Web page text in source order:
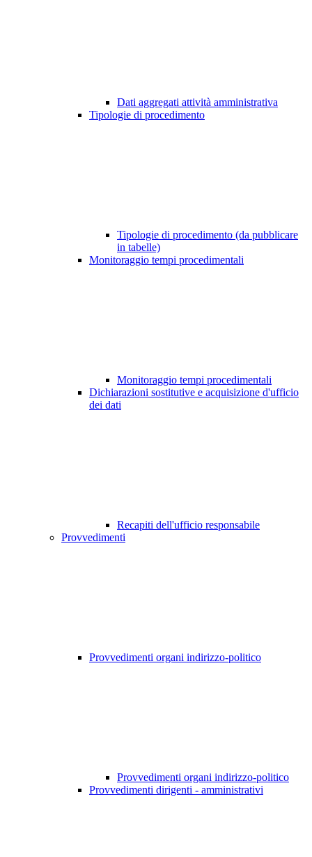
Dati aggregati attività amministrativa
Tipologie di procedimento
Tipologie di procedimento (da pubblicare
in tabelle)
Monitoraggio tempi procedimentali
Monitoraggio tempi procedimentali
Dichiarazioni sostitutive e acquisizione d'ufficio
dei dati
Recapiti dell'ufficio responsabile
Provvedimenti
Provvedimenti organi indirizzo-politico
Provvedimenti organi indirizzo-politico
Provvedimenti dirigenti - amministrativi